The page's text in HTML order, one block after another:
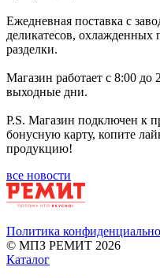
Ежедневная поставка с
деликатесов, охлажденных
разделки.
Магазин работает с 8:00 до
выходные дни.
P.S. Магазин подключен к
бонусную карту, копите
продукцию!
все новости
Политика
© МПЗ РЕМИТ 2026
Каталог